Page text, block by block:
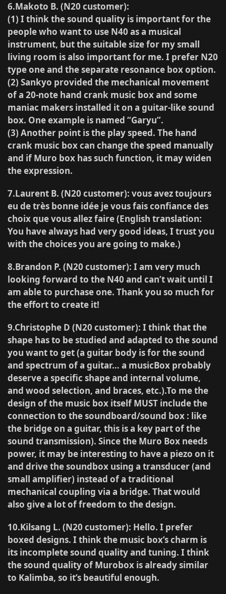
6.Makoto B. (N20 customer):
(1) I think the sound quality is important for the
people who want to use N40 as a musical
instrument, but the suitable size for my small
living room is also important for me. I prefer N20
type one and the separate resonance box option.
(2) Sankyo provided the mechanical movement
of a 20-note hand crank music box and some
maniac makers installed it on a guitar-like sound
box. One example is named “Garyu”.
(3) Another point is the play speed. The hand
crank music box can change the speed manually
and if Muro box has such function, it may widen
the expression.
7.Laurent B. (N20 customer): vous avez toujours
eu de très bonne idée je vous fais confiance des
choix que vous allez faire (English translation:
You have always had very good ideas, I trust you
with the choices you are going to make.)
8.Brandon P. (N20 customer): I am very much
looking forward to the N40 and can’t wait until I
am able to purchase one. Thank you so much for
the effort to create it!
9.Christophe D (N20 customer): I think that the
shape has to be studied and adapted to the sound
you want to get (a guitar body is for the sound
and spectrum of a guitar… a musicBox probably
deserve a specific shape and internal volume,
and wood selection, and braces, etc.).To me the
design of the music box itself MUST include the
connection to the soundboard/sound box : like
the bridge on a guitar, this is a key part of the
sound transmission). Since the Muro Box needs
power, it may be interesting to have a piezo on it
and drive the soundbox using a transducer (and
small amplifier) instead of a traditional
mechanical coupling via a bridge. That would
also give a lot of freedom to the design.
10.Kilsang L. (N20 customer): Hello. I prefer
boxed designs. I think the music box’s charm is
its incomplete sound quality and tuning. I think
the sound quality of Murobox is already similar
to Kalimba, so it’s beautiful enough.